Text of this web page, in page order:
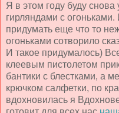
Я в этом году буду
гирляндами с
придумать еще что то
огоньками сотворило
И такое придумалось)
клеевым пистолетом
бантики с блестками, а
крючком салфетки, по
вдохновилась я